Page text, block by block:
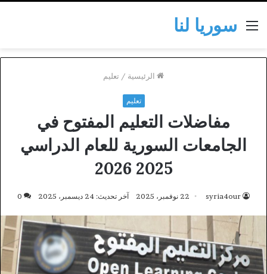
سوريا لناالقائمة
الرئيسية / تعليم
تعليم
مفاضلات التعليم المفتوح في
الجامعات السورية للعام الدراسي
2025 2026
syria4our 22 نوفمبر، 2025 آخر تحديث: 24 ديسمبر، 2025 0